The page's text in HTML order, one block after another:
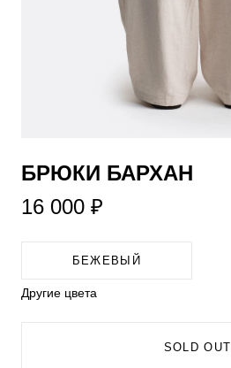
БРЮКИ БАРХАН
16 000 ₽
БЕЖЕВЫЙ
Другие цвета
SOLD OUT